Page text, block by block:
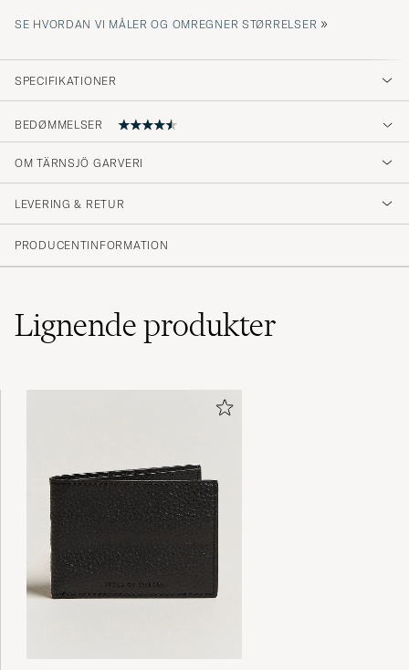
SE HVORDAN VI MÅLER OG OMREGNER STØRRELSER »
SPECIFIKATIONER
BEDØMMELSER
4.5
OM TÄRNSJÖ GARVERI
LEVERING & RETUR
PRODUCENTINFORMATION
Lignendeprodukter